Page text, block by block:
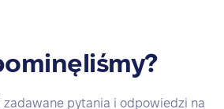
zadawane pytania i odpowiedzi na